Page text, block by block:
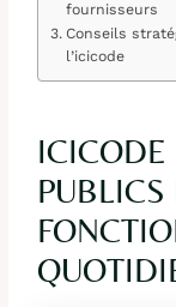
fournisseurs
Conseils
l’icicode
ICICODE